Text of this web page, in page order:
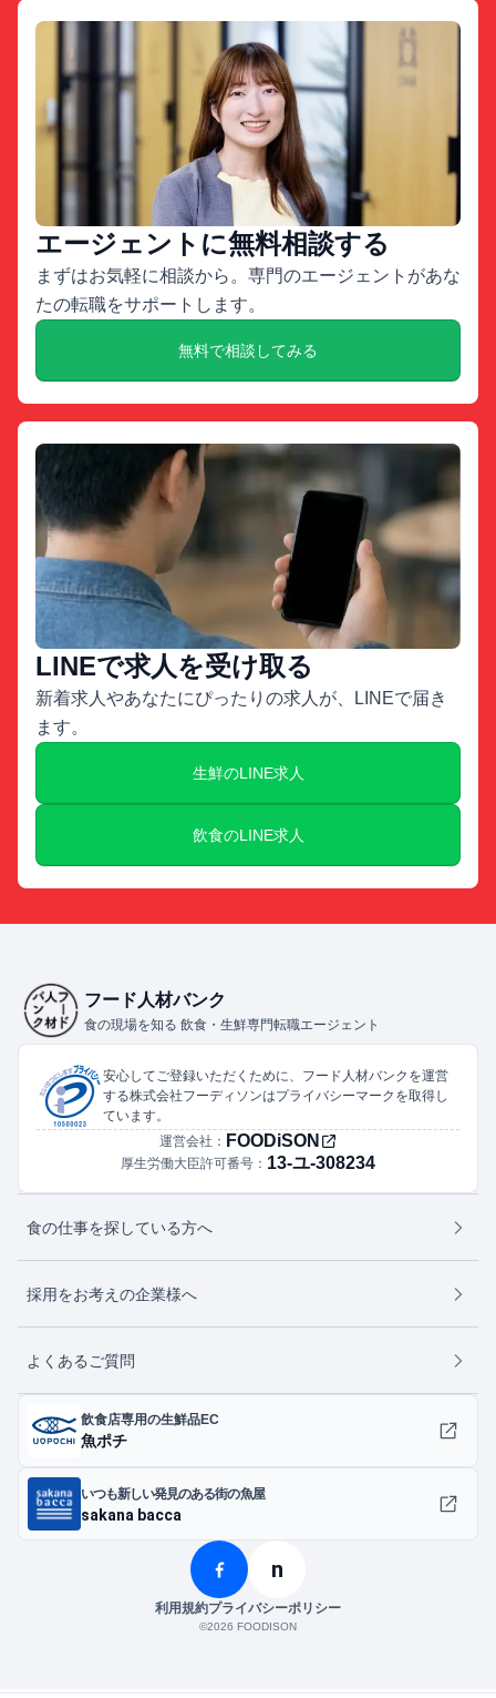
エージェントに無料相談する
まずはお気軽に相談から。専門のエージェントがあな
たの転職をサポートします。
無料で相談してみる
LINEで求人を受け取る
新着求人やあなたにぴったりの求人が、LINEで届き
ます。
生鮮のLINE求人
飲食のLINE求人
フード人材バンク
食の現場を知る 飲食・生鮮専門転職エージェント
安心してご登録いただくために、フード人材バンクを運営
する株式会社フーディソンはプライバシーマークを取得し
ています。
運営会社： FOODiSON
厚生労働大臣許可番号： 13-ユ-308234
食の仕事を探している方へ
採用をお考えの企業様へ
よくあるご質問
飲食店専用の生鮮品EC
魚ポチ
いつも新しい発見のある街の魚屋
sakana bacca
n
利用規約プライバシーポリシー
©︎2026 FOODISON